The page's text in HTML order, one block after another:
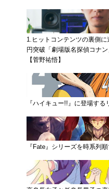
1.ヒットコンテンツの裏側
円突破「劇場版名探偵コナ
【菅野祐悟】
『ハイキュー!!』に登場する
『Fate』シリーズを時系列